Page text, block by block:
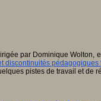
par Dominique
discontinuités pédagogiques
pistes de travail et de